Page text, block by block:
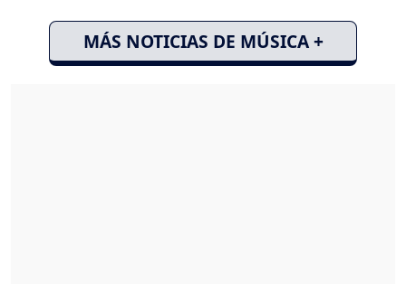
MÁS NOTICIAS DE MÚSICA +